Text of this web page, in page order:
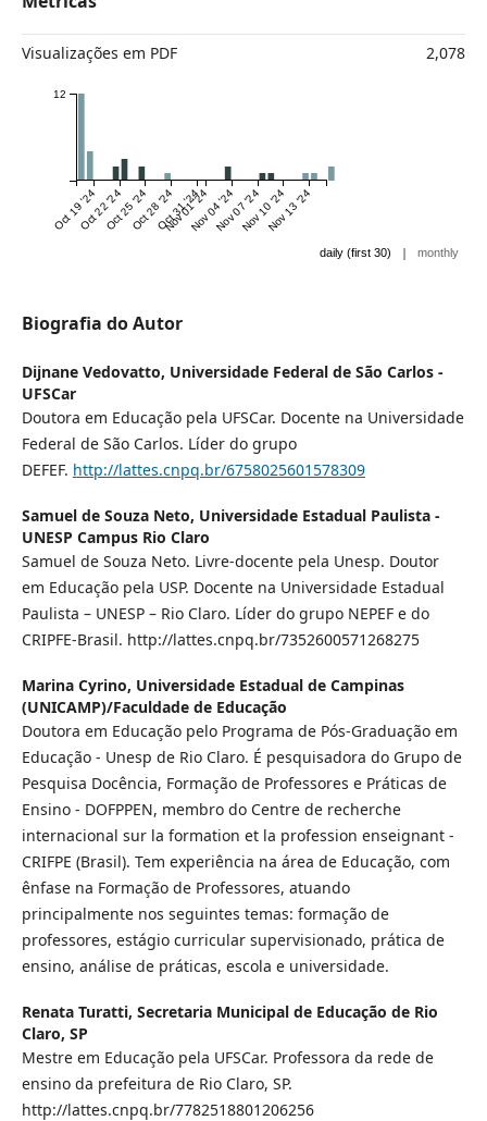
Visualizações em PDF 2,078
Oct 19 '24Oct 22 '24Oct 25 '24Oct 28 '24Oct 31 '24
Nov 01 '24Nov 04 '24Nov 07 '24Nov 10 '24Nov 13 '24
12
daily (first 30) | monthly
Biografia do Autor
Dijnane Vedovatto, Universidade Federal de São Carlos -
UFSCar
Doutora em Educação pela UFSCar. Docente na Universidade
Federal de São Carlos. Líder do grupo
DEFEF. http://lattes.cnpq.br/6758025601578309
Samuel de Souza Neto, Universidade Estadual Paulista -
UNESP Campus Rio Claro
Samuel de Souza Neto. Livre-docente pela Unesp. Doutor
em Educação pela USP. Docente na Universidade Estadual
Paulista – UNESP – Rio Claro. Líder do grupo NEPEF e do
CRIPFE-Brasil. http://lattes.cnpq.br/7352600571268275
Marina Cyrino, Universidade Estadual de Campinas
(UNICAMP)/Faculdade de Educação
Doutora em Educação pelo Programa de Pós-Graduação em
Educação - Unesp de Rio Claro. É pesquisadora do Grupo de
Pesquisa Docência, Formação de Professores e Práticas de
Ensino - DOFPPEN, membro do Centre de recherche
internacional sur la formation et la profession enseignant -
CRIFPE (Brasil). Tem experiência na área de Educação, com
ênfase na Formação de Professores, atuando
principalmente nos seguintes temas: formação de
professores, estágio curricular supervisionado, prática de
ensino, análise de práticas, escola e universidade.
Renata Turatti, Secretaria Municipal de Educação de Rio
Claro, SP
Mestre em Educação pela UFSCar. Professora da rede de
ensino da prefeitura de Rio Claro, SP.
http://lattes.cnpq.br/7782518801206256